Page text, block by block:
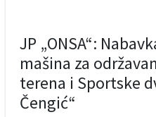
JP „ONSA“:
mašina za
terena i Sportske
Čengić“